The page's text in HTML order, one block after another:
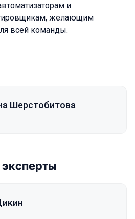
и
желающим
всей команды.
Шерстобитова